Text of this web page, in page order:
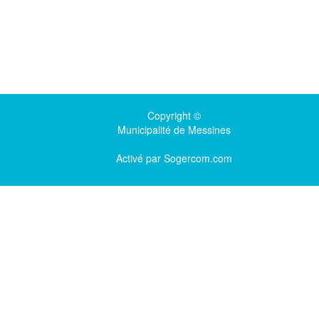
Copyright ©
Municipalité de Messines
Activé par Sogercom.com